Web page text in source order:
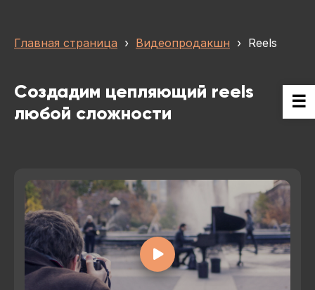
Главная страница › Видеопродакшн › Reels
Создадим цепляющий reels
любой сложности